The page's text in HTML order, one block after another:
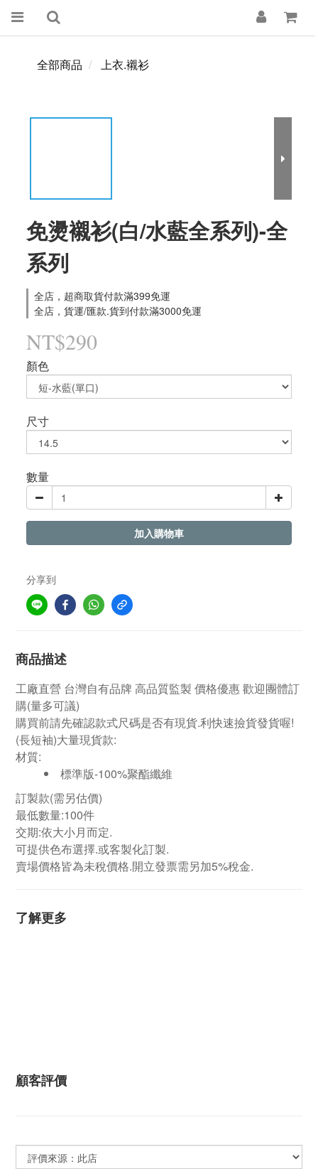
全部商品 上衣.襯衫
免燙襯衫(白/水藍全系列)-全
系列
全店，超商取貨付款滿399免運
全店，貨運/匯款.貨到付款滿3000免運
NT$290
顏色
尺寸
數量
加入購物車
分享到
商品描述
工廠直營 台灣自有品牌 高品質監製 價格優惠 歡迎團體訂
購(量多可議)
購買前請先確認款式尺碼是否有現貨.利快速撿貨發貨喔!
(長短袖)大量現貨款:
材質:
標準版-100%聚酯纖維
訂製款(需另估價)
最低數量:100件
交期:依大小月而定.
可提供色布選擇.或客製化訂製.
賣場價格皆為未稅價格.開立發票需另加5%稅金.
了解更多
顧客評價